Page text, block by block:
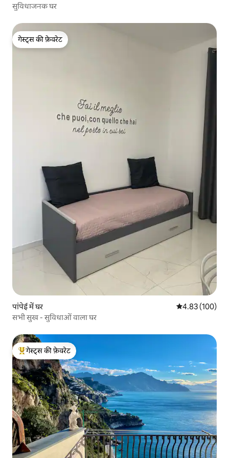
सुविधाजनक घर
गेस्ट्स की फ़ेवरेट
गेस्ट्स की फ़ेवरेट
पांपेई में घर औसत रेटिंग 5 में से
4.83 (100)
सभी सुख - सुविधाओं वाला घर
गेस्ट्स का टॉप फ़ेवरेट
गेस्ट्स की फ़ेवरेट